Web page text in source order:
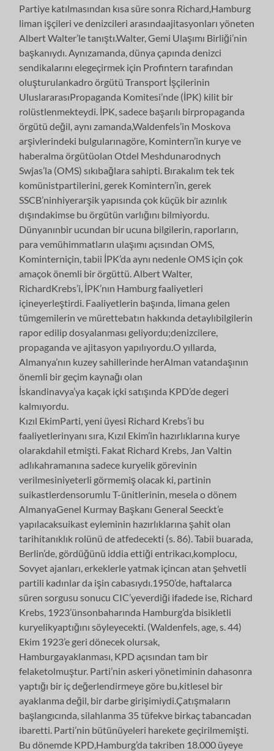
Partiye katılmasından kısa süre sonra Richard,Hamburg
liman işçileri ve denizcileri arasındaajitasyonları yöneten
Albert Walter’le tanıştı.Walter, Gemi Ulaşımı Birliği’nin
başkanıydı. Aynızamanda, dünya çapında denizci
sendikalarını elegeçirmek için Profintern tarafından
oluşturulankadro örgütü Transport İşçilerinin
UluslararasıPropaganda Komitesi’nde (İPK) kilit bir
rolüstlenmekteydi. İPK, sadece başarılı birpropaganda
örgütü değil, aynı zamanda,Waldenfels’in Moskova
arşivlerindeki bulgularınagöre, Komintern’in kurye ve
haberalma örgütüolan Otdel Meshdunarodnych
Swjas’la (OMS) sıkıbağlara sahipti. Bırakalım tek tek
komünistpartilerini, gerek Komintern’in, gerek
SSCB’ninhiyerarşik yapısında çok küçük bir azınlık
dışındakimse bu örgütün varlığını bilmiyordu.
Dünyanınbir ucundan bir ucuna bilgilerin, raporların,
para vemühimmatların ulaşımı açısından OMS,
Kominterniçin, tabii İPK’da aynı nedenle OMS için çok
amaçok önemli bir örgüttü. Albert Walter,
RichardKrebs’i, İPK’nın Hamburg faaliyetleri
içineyerleştirdi. Faaliyetlerin başında, limana gelen
tümgemilerin ve mürettebatın hakkında detaylıbilgilerin
rapor edilip dosyalanması geliyordu;denizcilere,
propaganda ve ajitasyon yapılıyordu.O yıllarda,
Almanya’nın kuzey sahillerinde herAlman vatandaşının
önemli bir geçim kaynağı olan
İskandinavya’ya kaçak içki satışında KPD’de degeri
kalmıyordu.
Kızıl EkimParti, yeni üyesi Richard Krebs’i bu
faaliyetlerinyanı sıra, Kızıl Ekim’in hazırlıklarına kurye
olarakdahil etmişti. Fakat Richard Krebs, Jan Valtin
adlıkahramanına sadece kuryelik görevinin
verilmesiniyeterli görmemiş olacak ki, partinin
suikastlerdensorumlu T-ünitlerinin, mesela o dönem
AlmanyaGenel Kurmay Başkanı General Seeckt’e
yapılacaksuikast eyleminin hazırlıklarına şahit olan
tarihitanıklık rolünü de atfedecekti (s. 86). Tabii buarada,
Berlin’de, gördüğünü iddia ettiği entrikacı,komplocu,
Sovyet ajanları, erkeklerle yatmak içincan atan şehvetli
partili kadınlar da işin cabasıydı.1950’de, haftalarca
süren sorgusu sonucu CIC’yeverdiği ifadede ise, Richard
Krebs, 1923’ünsonbaharında Hamburg’da bisikletli
kuryelikyaptığını söyleyecekti. (Waldenfels, age, s. 44)
Ekim 1923’e geri dönecek olursak,
Hamburgayaklanması, KPD açısından tam bir
felaketolmuştur. Parti’nin askeri yönetiminin dahasonra
yaptığı bir iç değerlendirmeye göre bu,kitlesel bir
ayaklanma değil, bir darbe girişimiydi.Çatışmaların
başlangıcında, silahlanma 35 tüfekve birkaç tabancadan
ibaretti. Parti’nin bütünüyeleri harekete geçirilmemişti.
Bu dönemde KPD,Hamburg’da takriben 18.000 üyeye